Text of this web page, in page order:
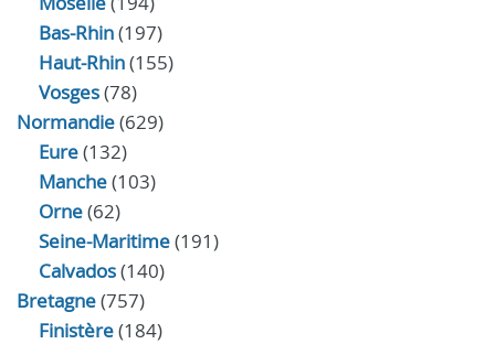
Bas-Rhin(197)
Haut-Rhin(155)
Vosges(78)
Normandie(629)
Eure(132)
Manche(103)
Orne(62)
Seine-Maritime(191)
Calvados(140)
Bretagne(757)
Finistère(184)